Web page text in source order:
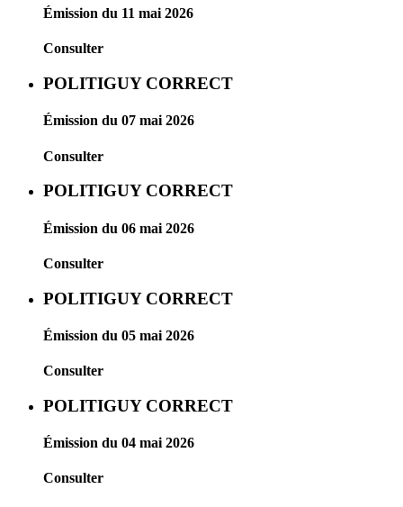
Émission du 11 mai 2026
Consulter
POLITIGUY CORRECT
Émission du 07 mai 2026
Consulter
POLITIGUY CORRECT
Émission du 06 mai 2026
Consulter
POLITIGUY CORRECT
Émission du 05 mai 2026
Consulter
POLITIGUY CORRECT
Émission du 04 mai 2026
Consulter